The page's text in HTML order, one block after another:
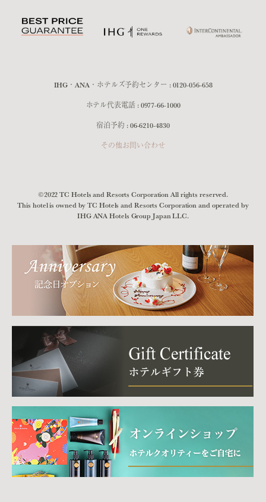
IHG・ANA・ホテルズ予約センター :0120-056-658
ホテル代表電話 :0977-66-1000
宿泊予約 :06-6210-4830
その他お問い合わせ
©2022 TC Hotels and Resorts Corporation All rights reserved.
This hotel is owned by TC Hotels and Resorts Corporation and operated by
IHG ANA Hotels Group Japan LLC.